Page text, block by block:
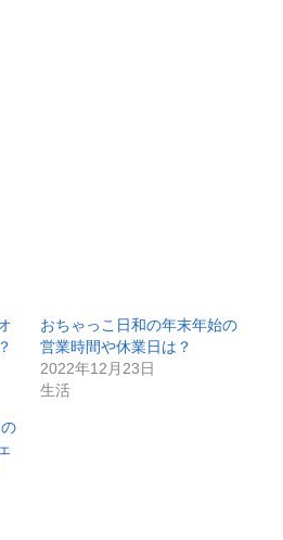
おちゃっこ日和の年末年始の
営業時間や休業日は？
2022年12月23日
生活